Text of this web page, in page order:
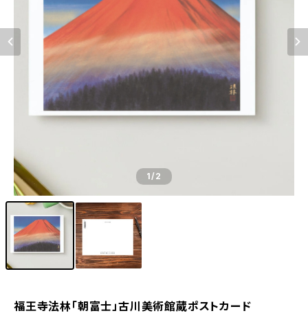
1/2
福王寺法林「朝富士」古川美術館蔵ポストカード